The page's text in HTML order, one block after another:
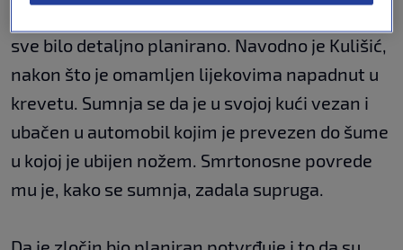
sve bilo detaljno planirano. Navodno je Kulišić,
nakon što je omamljen lijekovima napadnut u
krevetu. Sumnja se da je u svojoj kući vezan i
ubačen u automobil kojim je prevezen do šume
u kojoj je ubijen nožem. Smrtonosne povrede
mu je, kako se sumnja, zadala supruga.